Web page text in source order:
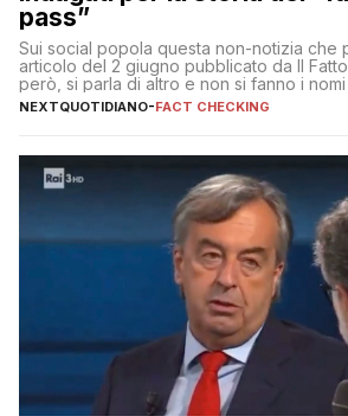
pass”
Sui social popola questa non-notizia che
articolo del 2 giugno pubblicato da Il
però, si parla di altro e non si fanno i
Fratelli d’Italia
NEXTQUOTIDIANO-FACT CHECKING